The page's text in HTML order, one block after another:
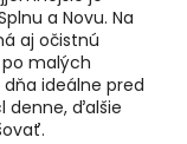
a Novu. Na
aj očistnú
malých
ideálne pred
denne, ďalšie